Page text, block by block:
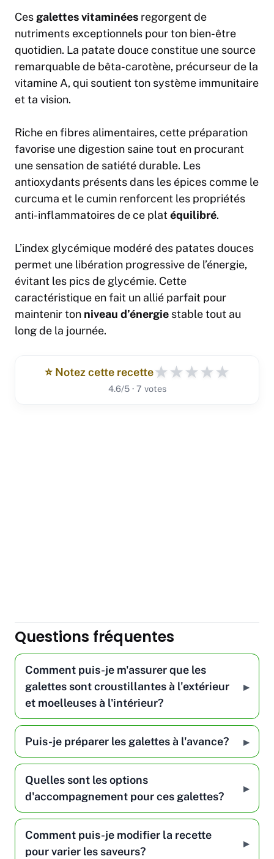
Ces galettes vitaminées regorgent de
nutriments exceptionnels pour ton bien-être
quotidien. La patate douce constitue une source
remarquable de bêta-carotène, précurseur de la
vitamine A, qui soutient ton système immunitaire
et ta vision.
Riche en fibres alimentaires, cette préparation
favorise une digestion saine tout en procurant
une sensation de satiété durable. Les
antioxydants présents dans les épices comme le
curcuma et le cumin renforcent les propriétés
anti-inflammatoires de ce platéquilibré.
L’index glycémique modéré des patates douces
permet une libération progressive de l’énergie,
évitant les pics de glycémie. Cette
caractéristique en fait un allié parfait pour
maintenir ton niveau d’énergie stable tout au
long de la journée.
⭐️ Notez cette recette★★★★★
4.6/5 · 7 votes
Questions fréquentes
Comment puis-je m'assurer que les
galettes sont croustillantes à l'extérieur
et moelleuses à l'intérieur?
Puis-je préparer les galettes à l'avance?
Quelles sont les options
d'accompagnement pour ces galettes?
Comment puis-je modifier la recette
pour varier les saveurs?